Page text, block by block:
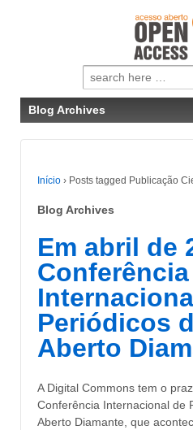
Pesquisar
por:
Blog Archives
Início › Posts tagged Publicação
Blog Archives
Em abril de
Conferência
Periódicos
Aberto
A Digital Commons tem o
Conferência Internacional de
Aberto Diamante, que